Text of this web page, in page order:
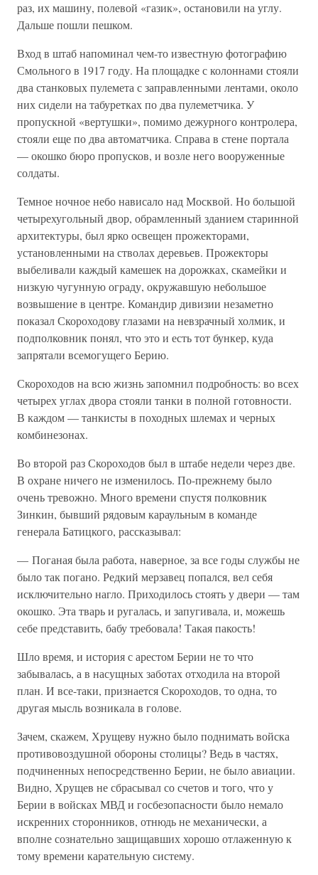
раз, их машину, полевой «газик», остановили на углу.
Дальше пошли пешком.
Вход в штаб напоминал чем-то известную фотографию
Смольного в 1917 году. На площадке с колоннами стояли
два станковых пулемета с заправленными лентами, около
них сидели на табуретках по два пулеметчика. У
пропускной «вертушки», помимо дежурного контролера,
стояли еще по два автоматчика. Справа в стене портала
— окошко бюро пропусков, и возле него вооруженные
солдаты.
Темное ночное небо нависало над Москвой. Но большой
четырехугольный двор, обрамленный зданием старинной
архитектуры, был ярко освещен прожекторами,
установленными на стволах деревьев. Прожекторы
выбеливали каждый камешек на дорожках, скамейки и
низкую чугунную ограду, окружавшую небольшое
возвышение в центре. Командир дивизии незаметно
показал Скороходову глазами на невзрачный холмик, и
подполковник понял, что это и есть тот бункер, куда
запрятали всемогущего Берию.
Скороходов на всю жизнь запомнил подробность: во всех
четырех углах двора стояли танки в полной готовности.
В каждом — танкисты в походных шлемах и черных
комбинезонах.
Во второй раз Скороходов был в штабе недели через две.
В охране ничего не изменилось. По-прежнему было
очень тревожно. Много времени спустя полковник
Зинкин, бывший рядовым караульным в команде
генерала Батицкого, рассказывал:
— Поганая была работа, наверное, за все годы службы не
было так погано. Редкий мерзавец попался, вел себя
исключительно нагло. Приходилось стоять у двери — там
окошко. Эта тварь и ругалась, и запугивала, и, можешь
себе представить, бабу требовала! Такая пакость!
Шло время, и история с арестом Берии не то что
забывалась, а в насущных заботах отходила на второй
план. И все-таки, признается Скороходов, то одна, то
другая мысль возникала в голове.
Зачем, скажем, Хрущеву нужно было поднимать войска
противовоздушной обороны столицы? Ведь в частях,
подчиненных непосредственно Берии, не было авиации.
Видно, Хрущев не сбрасывал со счетов и того, что у
Берии в войсках МВД и госбезопасности было немало
искренних сторонников, отнюдь не механически, а
вполне сознательно защищавших хорошо отлаженную к
тому времени карательную систему.